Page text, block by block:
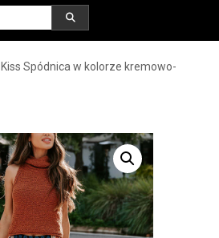
Spódnica w kolorze kremowo-